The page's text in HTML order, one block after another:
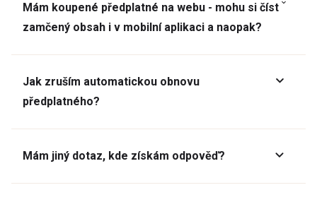
Mám koupené předplatné na webu - mohu si číst
zamčený obsah i v mobilní aplikaci a naopak?
Jak zruším automatickou obnovu
předplatného?
Mám jiný dotaz, kde získám odpověď?